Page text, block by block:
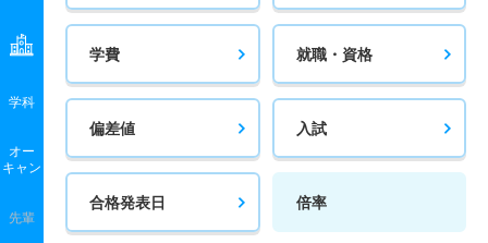
学科
オー
キャン
先輩
学費 就職・資格
偏差値 入試
合格発表日 倍率